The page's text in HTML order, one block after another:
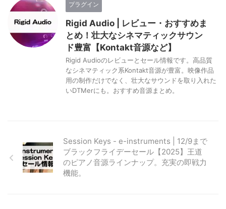
プラグイン
Rigid Audio | レビュー・おすすめま
とめ！壮大なシネマティックサウン
ド豊富【Kontakt音源など】
Rigid Audioのレビューとセール情報です。高品質
なシネマティック系Kontakt音源が豊富。映像作品
用の制作だけでなく、壮大なサウンドを取り入れた
いDTMerにも。おすすめ音源まとめ。
Session Keys - e-instruments | 12/9まで
ブラックフライデーセール【2025】王道
のピアノ音源ラインナップ。充実の即戦力
機能。